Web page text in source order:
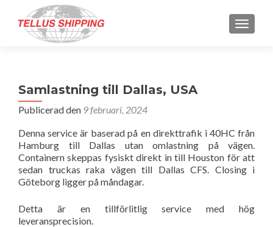
SLÅ
Samlastning till Dallas, USA
Publicerad den 9 februari, 2024
Denna service är baserad på en direkttrafik i 40HC från
Hamburg till Dallas utan omlastning på vägen.
Containern skeppas fysiskt direkt in till Houston för att
sedan truckas raka vägen till Dallas CFS. Closing i
Göteborg ligger på måndagar.
Detta är en tillförlitlig service med hög
leveransprecision.